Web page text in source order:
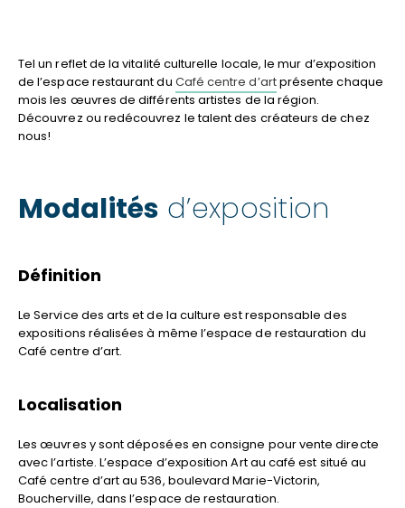
Tel un reflet de la vitalité culturelle locale, le mur d’exposition
de l’espace restaurant du Café centre d’artprésente chaque
mois les œuvres de différents artistes de la région.
Découvrez ou redécouvrez le talent des créateurs de chez
nous!
Modalités d’exposition
Définition
Le Service des arts et de la culture est responsable des
expositions réalisées à même l’espace de restauration du
Café centre d’art.
Localisation
Les œuvres y sont déposées en consigne pour vente directe
avec l’artiste. L’espace d’exposition Art au café est situé au
Café centre d’art au 536, boulevard Marie-Victorin,
Boucherville, dans l’espace de restauration.